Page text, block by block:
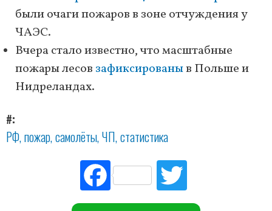
были очаги пожаров в зоне отчуждения у
ЧАЭС.
Вчера стало известно, что масштабные
пожары лесов зафиксированыв Польше и
Нидреландах.
#
РФ пожар самолёты ЧП статистика
Fac
ebo